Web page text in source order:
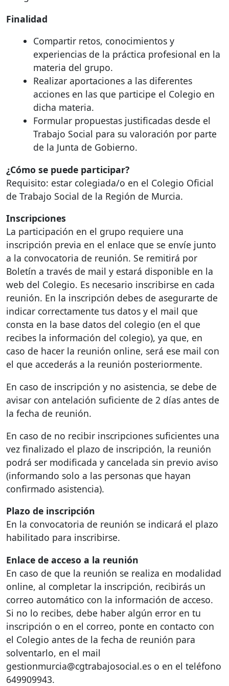
Finalidad
Compartir retos, conocimientos y
experiencias de la práctica profesional en la
materia del grupo.
Realizar aportaciones a las diferentes
acciones en las que participe el Colegio en
dicha materia.
Formular propuestas justificadas desde el
Trabajo Social para su valoración por parte
de la Junta de Gobierno.
¿Cómo se puede participar?
Requisito: estar colegiada/o en el Colegio Oficial
de Trabajo Social de la Región de Murcia.
Inscripciones
La participación en el grupo requiere una
inscripción previa en el enlace que se envíe junto
a la convocatoria de reunión. Se remitirá por
Boletín a través de mail y estará disponible en la
web del Colegio. Es necesario inscribirse en cada
reunión. En la inscripción debes de asegurarte de
indicar correctamente tus datos y el mail que
consta en la base datos del colegio (en el que
recibes la información del colegio), ya que, en
caso de hacer la reunión online, será ese mail con
el que accederás a la reunión posteriormente.
En caso de inscripción y no asistencia, se debe de
avisar con antelación suficiente de 2 días antes de
la fecha de reunión.
En caso de no recibir inscripciones suficientes una
vez finalizado el plazo de inscripción, la reunión
podrá ser modificada y cancelada sin previo aviso
(informando solo a las personas que hayan
confirmado asistencia).
Plazo de inscripción
En la convocatoria de reunión se indicará el plazo
habilitado para inscribirse.
Enlace de acceso a la reunión
En caso de que la reunión se realiza en modalidad
online, al completar la inscripción, recibirás un
correo automático con la información de acceso.
Si no lo recibes, debe haber algún error en tu
inscripción o en el correo, ponte en contacto con
el Colegio antes de la fecha de reunión para
solventarlo, en el mail
gestionmurcia@cgtrabajosocial.es o en el teléfono
649909943.